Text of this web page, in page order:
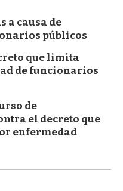
a causa de
públicos
que limita
de funcionarios
de
el decreto que
enfermedad